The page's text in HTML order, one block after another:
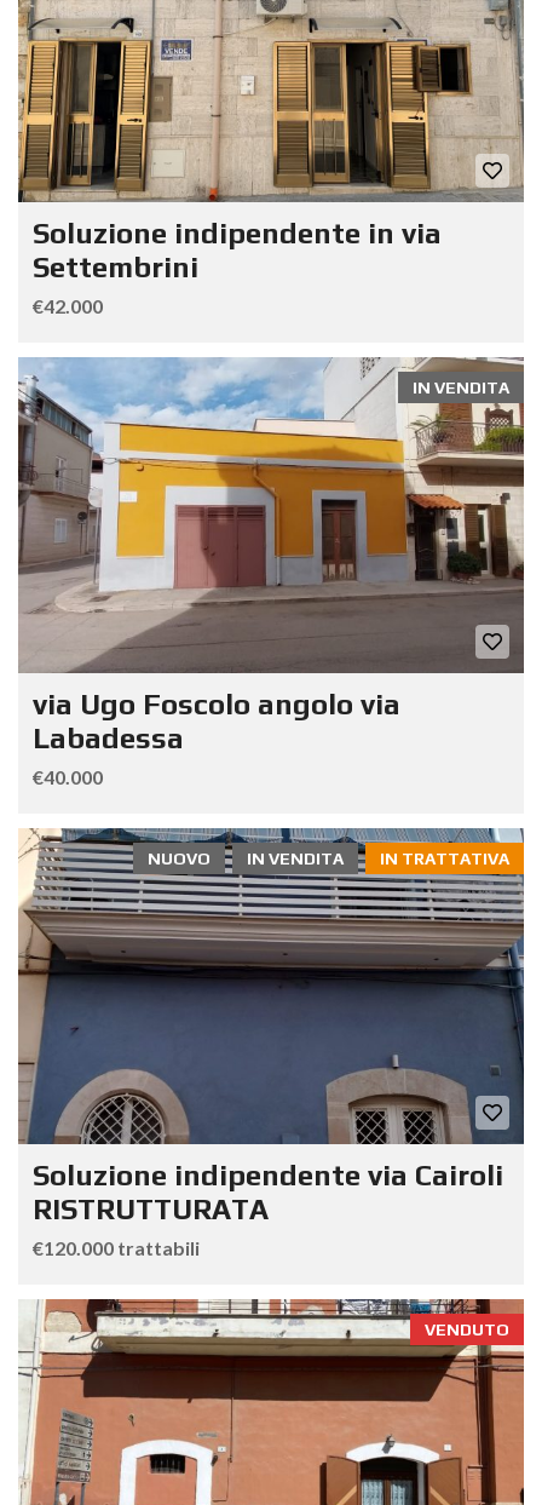
Soluzione indipendente in via
Settembrini
€42.000
IN VENDITA
via Ugo Foscolo angolo via
Labadessa
€40.000
IN TRATTATIVA
IN VENDITA
NUOVO
Soluzione indipendente via Cairoli
RISTRUTTURATA
€120.000 trattabili
VENDUTO